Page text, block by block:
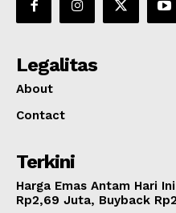
Legalitas
About
Contact
Terkini
Harga Emas Antam Hari
Rp2,69 Juta, Buyback